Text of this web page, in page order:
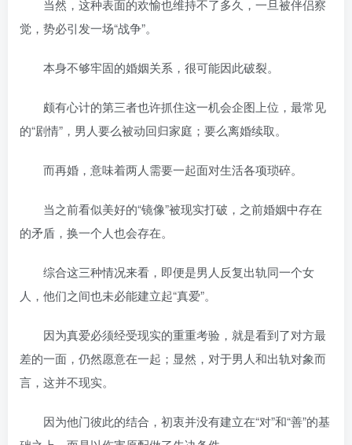
当然，这种表面的欢愉也维持不了多久，一旦被伴侣察
觉，势必引发一场“战争”。
本身不够牢固的婚姻关系，很可能因此破裂。
颇有心计的第三者也许抓住这一机会企图上位，最常见
的“剧情”，男人要么被动回归家庭；要么离婚续取。
而再婚，意味着两人需要一起面对生活各项琐碎。
当之前看似美好的“镜像”被现实打破，之前婚姻中存在
的矛盾，换一个人也会存在。
综合这三种情况来看，即便是男人反复出轨同一个女
人，他们之间也未必能建立起“真爱”。
因为真爱必须经受现实的重重考验，就是看到了对方最
差的一面，仍然愿意在一起；显然，对于男人和出轨对象而
言，这并不现实。
因为他门彼此的结合，初衷并没有建立在“对”和“善”的基